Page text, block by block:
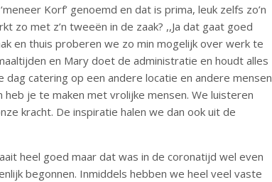
Korf’ genoemd en dat is prima, leuk zelfs zo’n
zo met z’n tweeën in de zaak? ,,Ja dat gaat goed
en thuis proberen we zo min mogelijk over werk te
en Mary doet de administratie en houdt alles
dag catering op een andere locatie en andere mensen
heb je te maken met vrolijke mensen. We luisteren
kracht. De inspiratie halen we dan ook uit de
heel goed maar dat was in de coronatijd wel even
begonnen. Inmiddels hebben we heel veel vaste